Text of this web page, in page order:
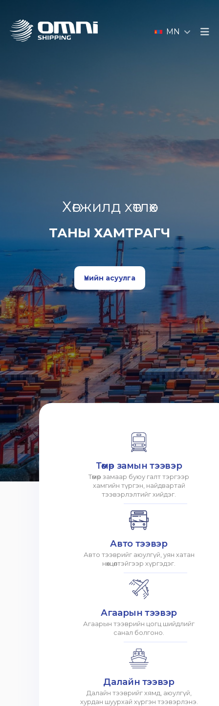
MN
Хөгжилд хөтлөх
ТАНЫ ХАМТРАГЧ
Үнийн асуулга
Төмөр замын тээвэр
Төмөр замаар буюу галт тэргээр
хамгийн түргэн, найдвартай
тээвэрлэлтийг хийдэг.
Авто тээвэр
Авто тээврийг аюулгүй, уян хатан
нөхцөлтэйгээр хүргэдэг.
Агаарын тээвэр
Агаарын тээврийн цогц шийдлийг
санал болгоно.
Далайн тээвэр
Далайн тээврийг хямд, аюулгүй,
хурдан шуурхай хүргэн тээвэрлэнэ.